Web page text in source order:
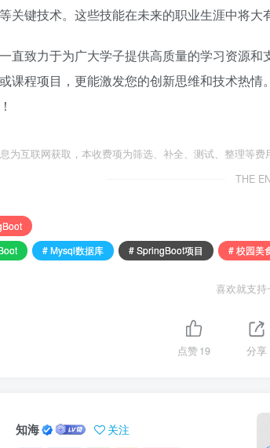
关键技术。这些技能在未来的职业生涯中将大
直致力于为广大学子提供高质量的学习资源
课程项目，更能激发您的创新思维和技术热
为互联网获取，本收费项为筛选、补全、测试、整理等费
THE
# Mysql数据库 # SpringBoot项目 # 校园美
喜欢就支持
点赞19 分享
知海 关注